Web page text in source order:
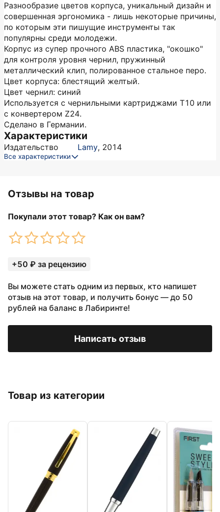
Разнообразие цветов корпуса, уникальный дизайн и
совершенная эргономика - лишь некоторые причины,
по которым эти пишущие инструменты так
популярны среди молодежи.
Корпус из супер прочного ABS пластика, "окошко"
для контроля уровня чернил, пружинный
металлический клип, полированное стальное перо.
Цвет корпуса: блестящий желтый.
Цвет чернил: синий
Используется с чернильными картриджами Т10 или
с конвертером Z24.
Сделано в Германии.
Характеристики
Издательство Lamy, 2014
Все характеристики
Отзывы на товар
Покупали этот товар? Как он вам?
+50 ₽ за рецензию
Вы можете стать одним из первых, кто напишет
отзыв на этот товар, и получить бонус — до 50
рублей на баланс в Лабиринте!
Написать отзыв
Товар из категории